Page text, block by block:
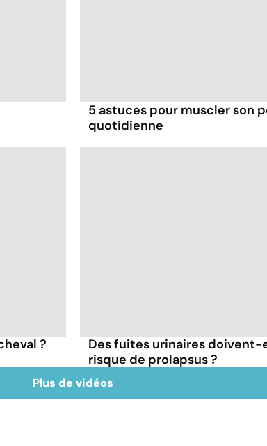
5 astuces pour muscler son
quotidienne
?
Des fuites urinaires doivent-
risque de prolapsus ?
Plus de vidéos